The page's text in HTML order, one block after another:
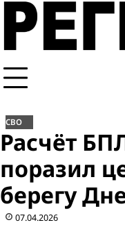
Перейти
содержимому
СВО
Расчёт
поразил
берегу
07.04.2026